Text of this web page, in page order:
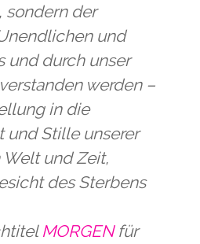
sondern der
und
und durch unser
werden –
in die
und Stille unserer
und Zeit,
des Sterbens
MORGENfür